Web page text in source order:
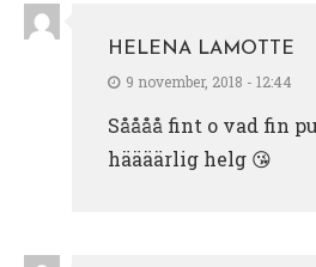
HELENA LAMOTTE
9 november, 2018 - 12:44
Såååå fint o vad fin
häääärlig helg 😘